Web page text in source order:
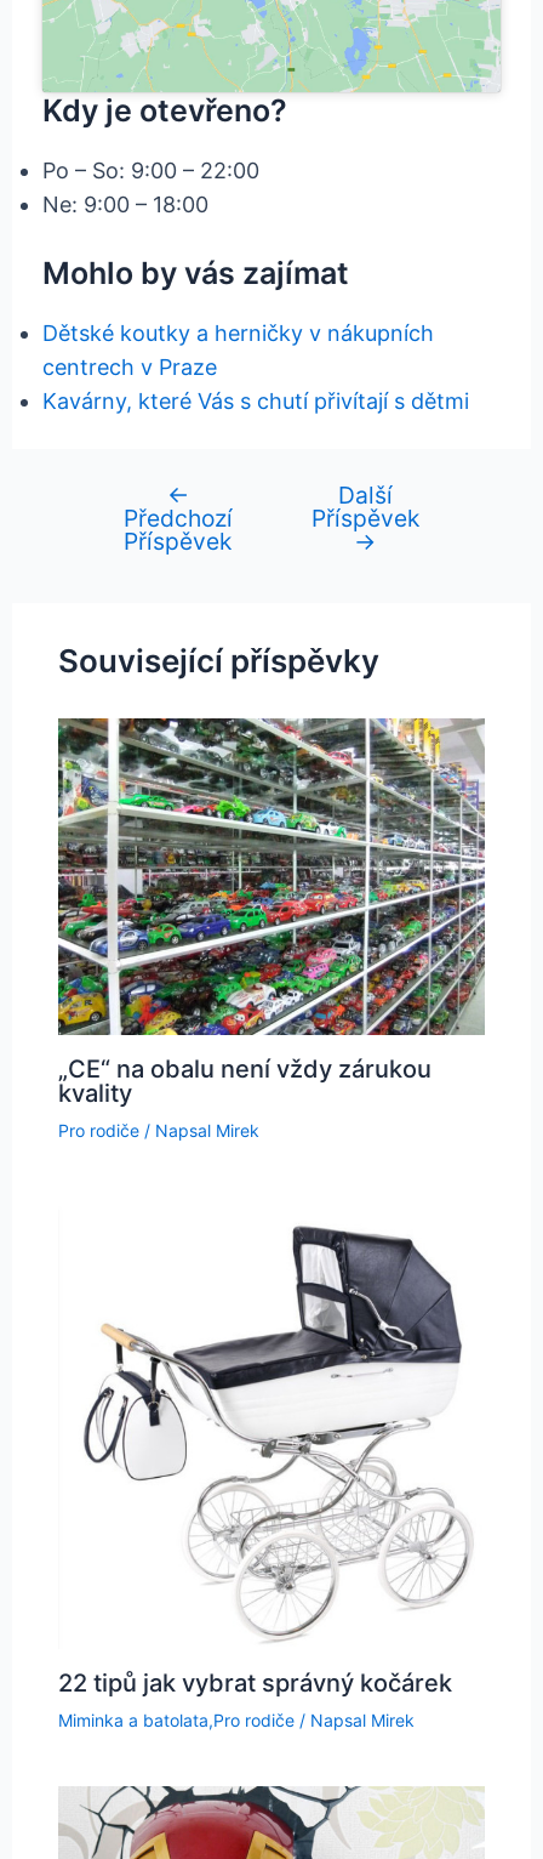
Kdy je otevřeno?
Po – So: 9:00 – 22:00
Ne: 9:00 – 18:00
Mohlo by vás zajímat
Dětské koutky a herničky v nákupních
centrech v Praze
Kavárny, které Vás s chutí přivítají s dětmi
Navigace←
Předchozí
Příspěvek
Další
Příspěvek
→
Související příspěvky
„CE“ na obalu není vždy zárukou
kvality
Pro rodiče / Napsal Mirek
22 tipů jak vybrat správný kočárek
Miminka a batolata,Pro rodiče / Napsal Mirek